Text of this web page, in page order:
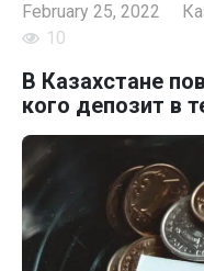
February 25, 2022
10
В Казахстане
кого депозит в